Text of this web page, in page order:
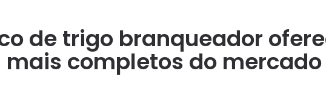
de trigo branqueador
completos do mercado